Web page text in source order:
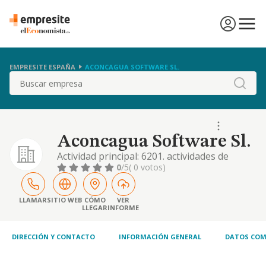
EMPRESITE ESPAÑA ACONCAGUA SOFTWARE SL.
Buscar
Aconcagua Software Sl.
Actividad principal: 6201. actividades de
programacion informatica. otras actividades:
5829. edicion de otros programas
informaticos.-4741. comercio al por menor
de ordenadores, equipos perifericos etc
0/5( 0 votos)
LLAMARSITIO WEB CÓMO
LLEGAR
VER
INFORME
DIRECCIÓN Y CONTACTO INFORMACIÓN GENERAL DATOS